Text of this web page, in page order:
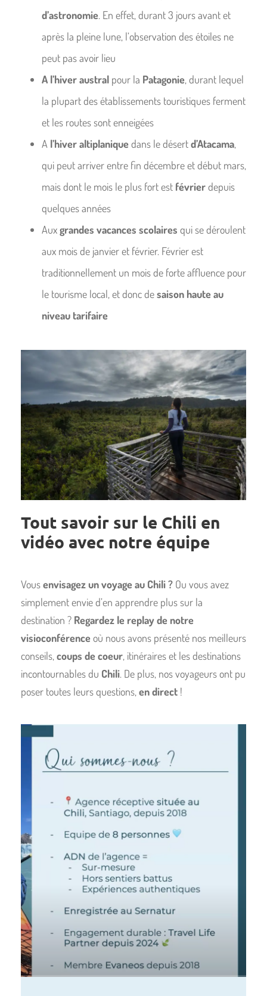
d’astronomie. En effet, durant 3 jours avant et
après la pleine lune, l’observation des étoiles ne
peut pas avoir lieu
A l’hiver austral pour la Patagonie, durant lequel
la plupart des établissements touristiques ferment
et les routes sont enneigées
A l’hiver altiplaniquedans le désertd’Atacama,
qui peut arriver entre fin décembre et début mars,
mais dont le mois le plus fort est févrierdepuis
quelques années
Auxgrandes vacances scolaires qui se déroulent
aux mois de janvier et février. Février est
traditionnellement un mois de forte affluence pour
le tourisme local, et donc desaison haute au
niveau tarifaire
Tout savoir sur le Chili en
vidéo avec notre équipe
Vousenvisagez un voyage au Chili ? Ou vous avez
simplement envie d’en apprendre plus sur la
destination ? Regardez le replay de notre
visioconférenceoù nous avons présenté nos meilleurs
conseils, coups de coeur, itinéraires et les destinations
incontournables du Chili. De plus, nos voyageurs ont pu
poser toutes leurs questions, en direct !